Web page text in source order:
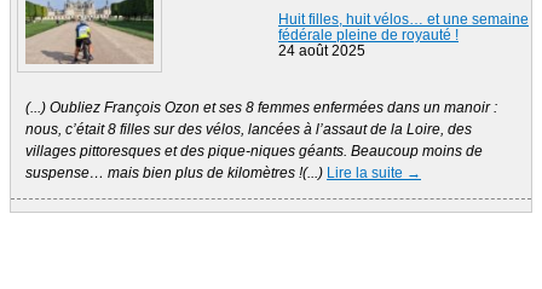
Huit filles, huit vélos… et une semaine
fédérale pleine de royauté !
24 août 2025
(...) Oubliez François Ozon et ses 8 femmes enfermées dans un manoir :
nous, c’était 8 filles sur des vélos, lancées à l’assaut de la Loire, des
villages pittoresques et des pique-niques géants. Beaucoup moins de
suspense… mais bien plus de kilomètres !(...) Lire la suite →